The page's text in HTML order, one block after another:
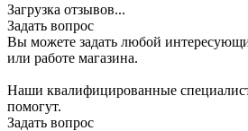
Загрузка отзывов...
Задать вопрос
Вы можете задать любой
или работе магазина.
Наши квалифицированные
помогут.
Задать вопрос